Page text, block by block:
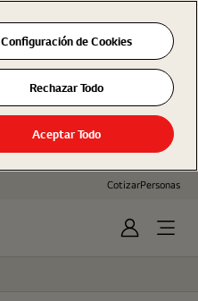
CotizarPersonas
IniciarOpen
Configuración de Cookies
Rechazar Todo
Aceptar Todo